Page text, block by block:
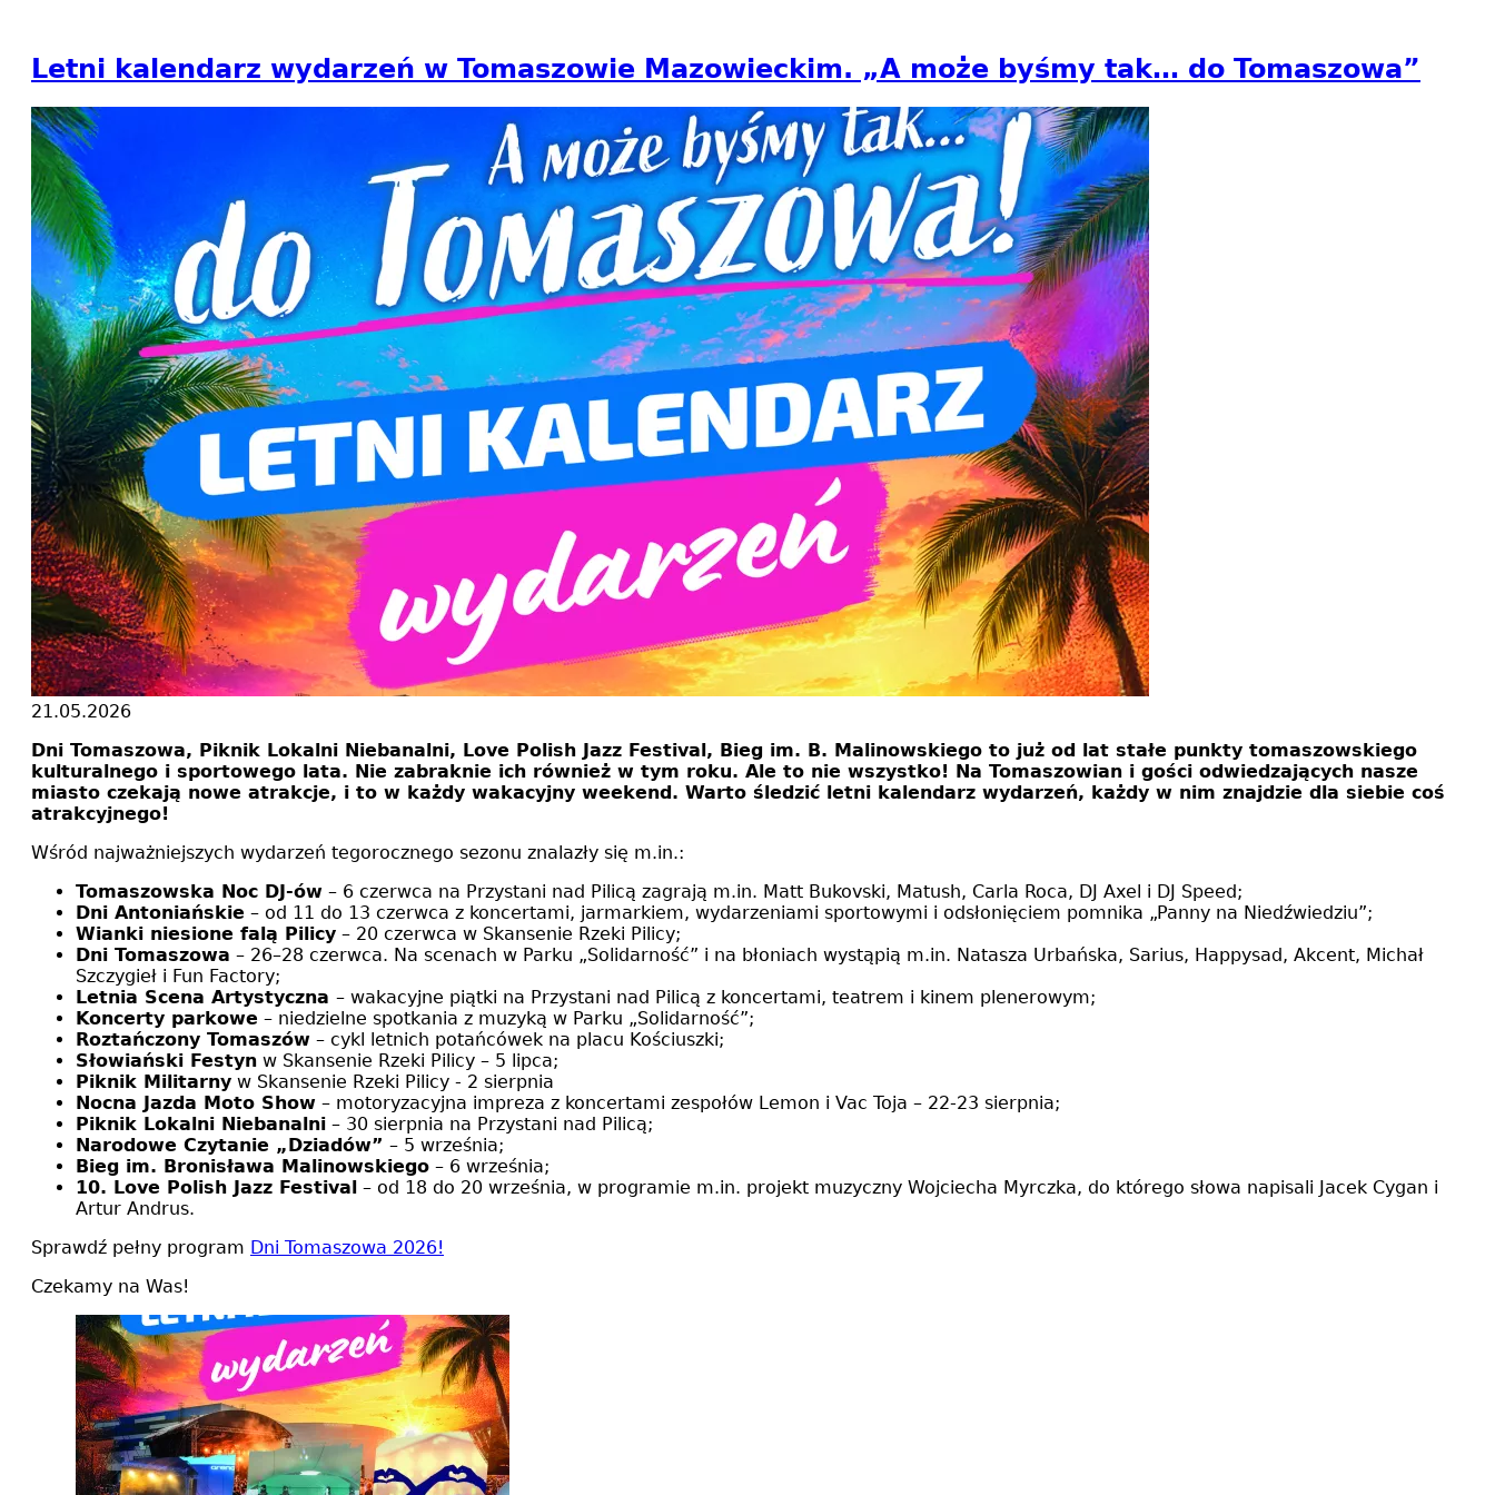
Letni kalendarz wydarzeń w Tomaszowie Mazowieckim. „A może byśmy tak… do Tomaszowa”
21.05.2026
Dni Tomaszowa, Piknik Lokalni Niebanalni, Love Polish Jazz Festival, Bieg im. B. Malinowskiego to już od lat stałe punkty tomaszowskiego
kulturalnego i sportowego lata. Nie zabraknie ich również w tym roku. Ale to nie wszystko! Na Tomaszowian i gości odwiedzających nasze
miasto czekają nowe atrakcje, i to w każdy wakacyjny weekend. Warto śledzić letni kalendarz wydarzeń, każdy w nim znajdzie dla siebie coś
atrakcyjnego!
Wśród najważniejszych wydarzeń tegorocznego sezonu znalazły się m.in.:
Tomaszowska Noc DJ-ów – 6 czerwca na Przystani nad Pilicą zagrają m.in. Matt Bukovski, Matush, Carla Roca, DJ Axel i DJ Speed;
Dni Antoniańskie – od 11 do 13 czerwca z koncertami, jarmarkiem, wydarzeniami sportowymi i odsłonięciem pomnika „Panny na Niedźwiedziu”;
Wianki niesione falą Pilicy – 20 czerwca w Skansenie Rzeki Pilicy;
Dni Tomaszowa – 26–28 czerwca. Na scenach w Parku „Solidarność” i na błoniach wystąpią m.in. Natasza Urbańska, Sarius, Happysad, Akcent, Michał
Szczygieł i Fun Factory;
Letnia Scena Artystyczna – wakacyjne piątki na Przystani nad Pilicą z koncertami, teatrem i kinem plenerowym;
Koncerty parkowe – niedzielne spotkania z muzyką w Parku „Solidarność”;
Roztańczony Tomaszów – cykl letnich potańcówek na placu Kościuszki;
Słowiański Festyn w Skansenie Rzeki Pilicy – 5 lipca;
Piknik Militarny w Skansenie Rzeki Pilicy - 2 sierpnia
Nocna Jazda Moto Show – motoryzacyjna impreza z koncertami zespołów Lemon i Vac Toja – 22-23 sierpnia;
Piknik Lokalni Niebanalni – 30 sierpnia na Przystani nad Pilicą;
Narodowe Czytanie „Dziadów” – 5 września;
Bieg im. Bronisława Malinowskiego – 6 września;
10. Love Polish Jazz Festival – od 18 do 20 września, w programie m.in. projekt muzyczny Wojciecha Myrczka, do którego słowa napisali Jacek Cygan i
Artur Andrus.
Sprawdź pełny program Dni Tomaszowa 2026!
Czekamy na Was!